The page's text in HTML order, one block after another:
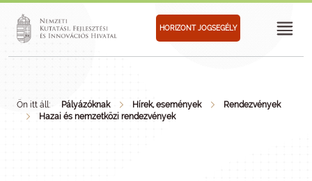
HORIZONT JOGSEGÉLY
Ön itt áll: Pályázóknak Hírek, események
Rendezvények
Hazai és nemzetközi rendezvények